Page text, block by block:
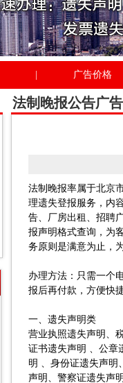
广告价格
法制晚报公告广告
法制晚报率属于北京
理遗失登报服务，内
告、厂房出租、招聘
报声明格式查询，为
务原则是满意为止，
办理方法：只需一个
报后再付款，方便快
一、遗失声明类
营业执照遗失声明、
证书遗失声明 、公章
明 、身份证遗失声明
声明、警察证遗失声